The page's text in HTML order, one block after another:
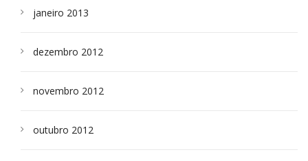
janeiro 2013
dezembro 2012
novembro 2012
outubro 2012